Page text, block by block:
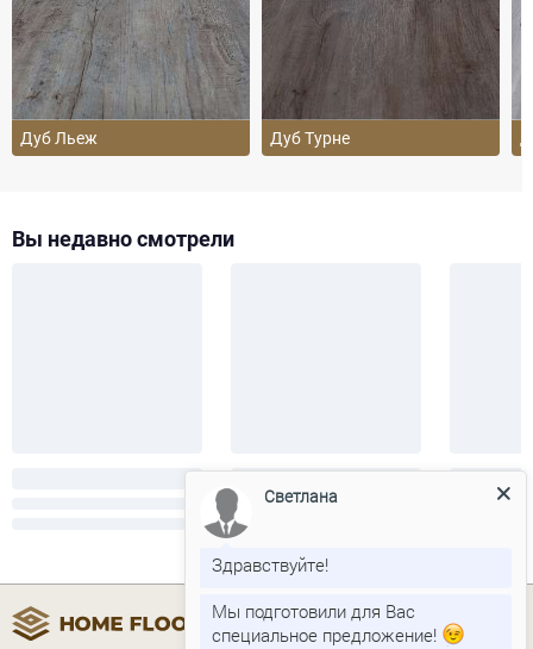
Дуб Льеж Дуб Турне
Вы недавно смотрели
Светлана
Здравствуйте!
Мы подготовили для Вас
специальное предложение!